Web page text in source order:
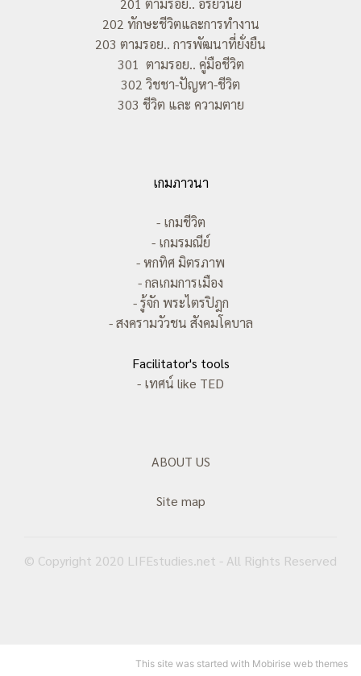
201 ตามรอย.. อริยวินัย
202 ทักษะชีวิตและการทำงาน
203 ตามรอย.. การพัฒนาที่ยั่งยืน
301 ตามรอย.. คู่มือชีวิต
302 วิชชา-ปัญหา-ชีวิต
303 ชีวิต และ ความตาย
เกมภาวนา
- เกมชีวิต
- เกมรมณีย์
- หกทิศ มิตรภาพ
- กลเกมการเมือง
- รู้จัก พระไตรปิฎก
- สงครามวัวชน สังคมโคบาล
Facilitator's tools
- เทศน์ like TED
ABOUT US
Site map
© Copyright 2020 LIFEstudies.net - All Rights Reserved
This site was started with Mobirise web themes